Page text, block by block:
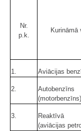
Nr.
p.k.
Kurināmā
1. Aviācijas
2.
Autobenzīns
(motorbenzīns)
3.
Reaktīvā
(aviācijas